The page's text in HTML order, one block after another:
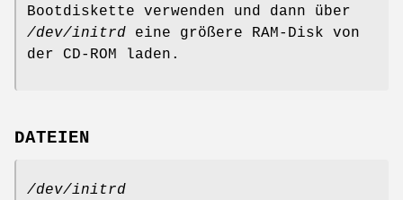
Bootdiskette verwenden und dann über
/dev/initrd eine größere RAM-Disk von
der CD-ROM laden.
DATEIEN
/dev/initrd